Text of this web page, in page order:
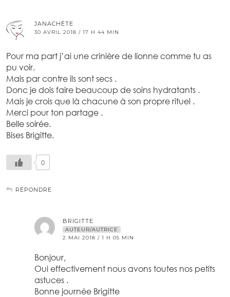
JANACHÈTE
30 AVRIL 2018 / 17 H 44 MIN
Pour ma part j’ai une crinière de lionne comme tu as
pu voir.
Mais par contre ils sont secs .
Donc je dois faire beaucoup de soins hydratants .
Mais je crois que là chacune à son propre rituel .
Merci pour ton partage .
Belle soirée.
Bises Brigitte.
0
RÉPONDRE
BRIGITTE
AUTEUR/AUTRICE
2 MAI 2018 / 1 H 05 MIN
Bonjour,
Oui effectivement nous avons toutes nos petits
astuces .
Bonne journée Brigitte